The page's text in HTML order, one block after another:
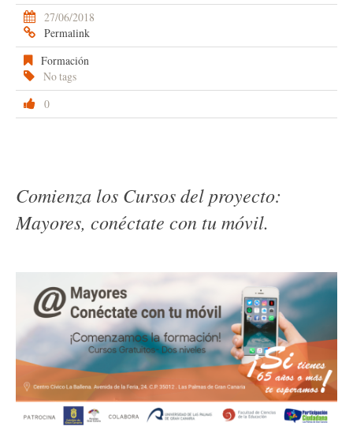
27/06/2018
Permalink
Formación
No tags
0
Comienza los Cursos del proyecto:
Mayores, conéctate con tu móvil.